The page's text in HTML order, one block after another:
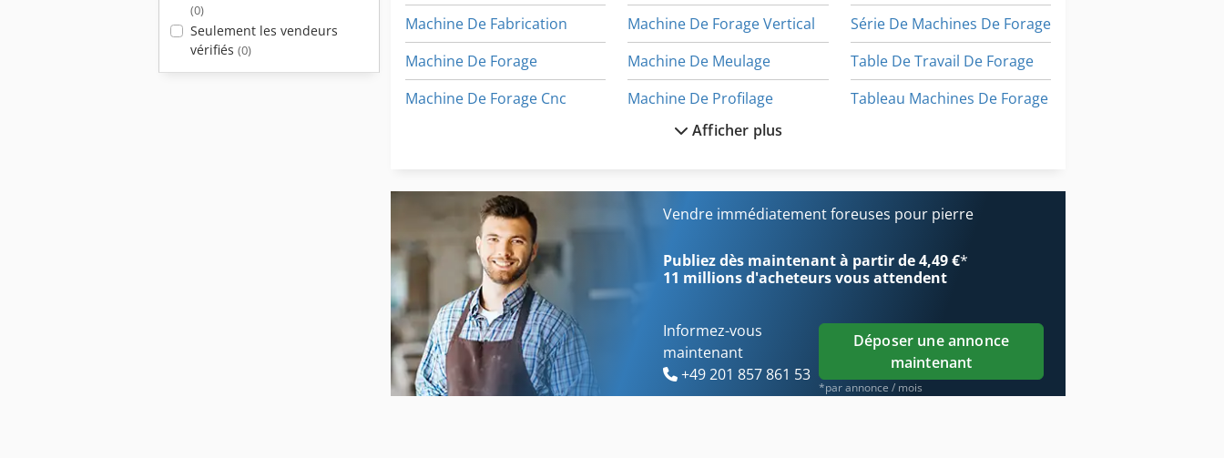
(0)
Seulement les vendeurs
vérifiés (0)
Machine De Fabrication
Machine De Forage
Machine De Forage Cnc
Machine De Forage Vertical
Machine De Meulage
Machine De Profilage
Machine De Taillage
Machines De Superfinition
Série De Machines De Forage
Table De Travail De Forage
Tableau Machines De Forage
Afficher plus
Vendre immédiatement foreuses pour pierre
Publiez dès maintenant à partir de 4,49 €*
11 millions d'acheteursvous attendent
Informez-vous
maintenant
+49 201 857 861 53
Déposer une annonce
maintenant
*par annonce / mois